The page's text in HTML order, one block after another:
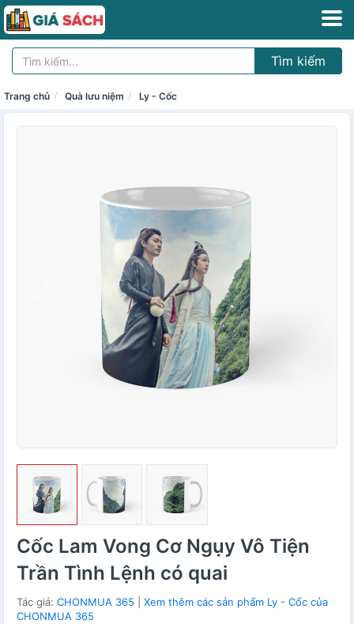
Tìm kiếm
Trang chủ Quà lưu niệm Ly - Cốc
Cốc Lam Vong Cơ Ngụy Vô Tiện
Trần Tình Lệnh có quai
Tác giả: CHONMUA 365
Xem thêm các sản phẩm Ly - Cốc của
CHONMUA 365